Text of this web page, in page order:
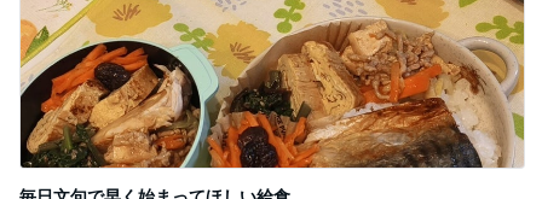
毎日文句で早く始まってほしい給食
Amebaトピックス 13時間前
記事を読む